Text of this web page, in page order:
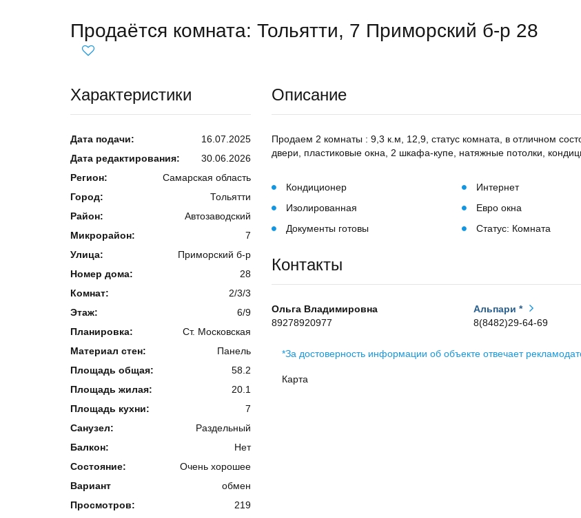
Продаётся комната: Тольятти, 7 Приморский б-р 28
Характеристики
Дата подачи:
16.07.2025
Дата редактирования:
30.06.2026
Регион:
Самарская область
Город:
Тольятти
Район:
Автозаводский
Микрорайон:
7
Улица:
Приморский б-р
Номер дома:
28
Комнат:
2/3/3
Этаж:
6/9
Планировка:
Ст. Московская
Материал стен:
Панель
Площадь общая:
58.2
Площадь жилая:
20.1
Площадь кухни:
7
Санузел:
Раздельный
Балкон:
Нет
Состояние:
Очень хорошее
Вариант
обмен
Просмотров:
219
Описание
Продаем 2 комнаты : 9,3 к.м, 12,9, статус комната, в отличном
двери, пластиковые окна, 2 шкафа-купе, натяжные потолки,
Кондиционер
Интернет
Изолированная
Евро окна
Документы готовы
Статус: Комната
Контакты
Ольга Владимировна
89278920977
Альпари *
8(8482)29-64-69
*За достоверность информации об объекте отвечает
Карта